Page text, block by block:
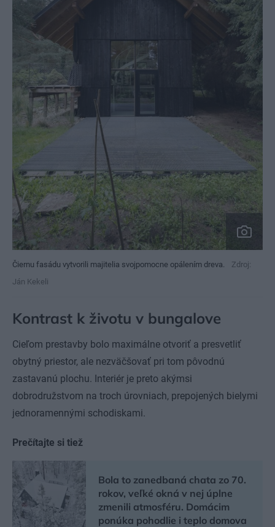
Čiernu fasádu vytvorili majitelia svojpomocne opálením dreva.
Zdroj:
Ján Kekeli
Kontrast k životu v bungalove
Cieľom prestavby bolo maximálne otvoriť a presvetliť
obytný priestor, ale nezväčšovať pri tom pôvodnú
zastavanú plochu. Interiér je preto akýmsi
dobrodružstvom na troch úrovniach, prepojených bielymi
jednoramennými schodiskami.
Prečítajte si tiež
Bola to zanedbaná chata zo 70.
rokov, veľké okná v nej úplne
zmenili atmosféru. Domácim
ponúka pohodlie i teplo domova